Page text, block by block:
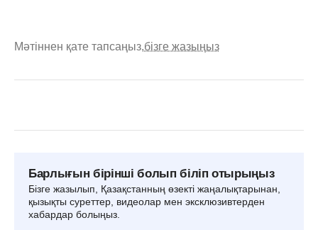
Мәтіннен қате тапсаңыз,бізге жазыңыз
Барлығын бірінші болып біліп отырыңыз
Бізге жазылып, Қазақстанның өзекті жаңалықтарынан,
қызықты суреттер, видеолар мен эксклюзивтерден
хабардар болыңыз.